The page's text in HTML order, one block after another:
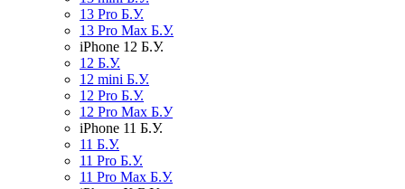
13 Pro Б.У.
13 Pro Max Б.У.
iPhone 12 Б.У.
12 Б.У.
12 mini Б.У.
12 Pro Б.У.
12 Pro Max Б.У
iPhone 11 Б.У.
11 Б.У.
11 Pro Б.У.
11 Pro Max Б.У.